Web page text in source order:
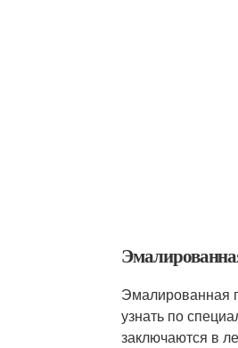
Эмалированная
узнать по
заключаются в